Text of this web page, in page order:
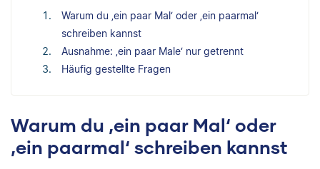
Warum du ‚ein paar Mal‘ oder ‚ein paarmal‘
schreiben kannst
Ausnahme: ‚ein paar Male‘ nur getrennt
Häufig gestellte Fragen
Warum du ‚ein paar Mal‘ oder
‚ein paarmal‘ schreiben kannst